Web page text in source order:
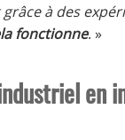
à des
fonctionne. »
en